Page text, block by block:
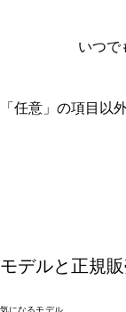
いつで
「任意」の項目以
モデルと正規
気になるモデル